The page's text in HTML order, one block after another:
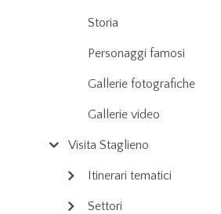
Storia
Personaggi famosi
Gallerie fotografiche
Gallerie video
Visita Staglieno
Itinerari tematici
Settori